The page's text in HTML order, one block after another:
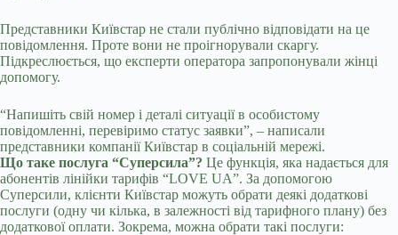
Представники Київстар не стали публічно відповідати на це
повідомлення. Проте вони не проігнорували скаргу.
Підкреслюється, що експерти оператора запропонували жінці
допомогу.
“Напишіть свій номер і деталі ситуації в особистому
повідомленні, перевіримо статус заявки”, – написали
представники компанії Київстар в соціальній мережі.
Що таке послуга “Суперсила”? Це функція, яка надається для
абонентів лінійки тарифів “LOVE UA”. За допомогою
Суперсили, клієнти Київстар можуть обрати деякі додаткові
послуги (одну чи кілька, в залежності від тарифного плану) без
додаткової оплати. Зокрема, можна обрати такі послуги: